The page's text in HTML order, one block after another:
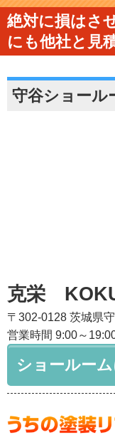
絶対に損はさ
にも他社と見
守谷ショール
克栄
〒302-0128 茨城県
営業時間 9:00～
ショールー